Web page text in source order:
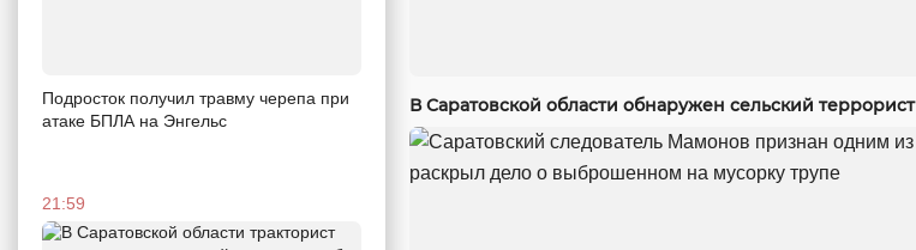
Подросток получил травму черепа при
атаке БПЛА на Энгельс
21:59
В Саратовской области обнаружен сельский террорист